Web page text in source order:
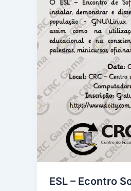
ESL – Econtro